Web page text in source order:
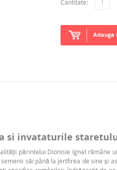
Cantitate:
Adauga
si invataturile
părintelui Dionisie Ignat
săi până la jertfirea de sine și